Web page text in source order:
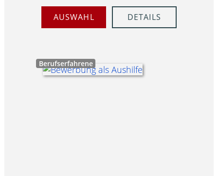
AUSWAHL DETAILS
Berufserfahrene